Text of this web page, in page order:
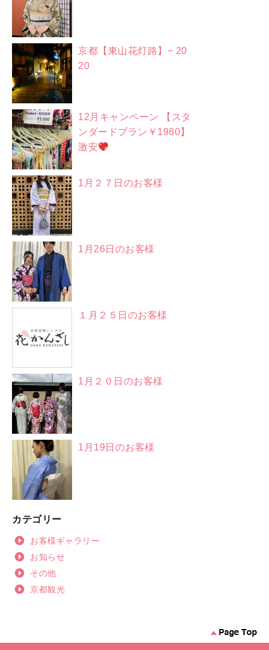
京都【東山花灯路】− 20
20
12月キャンペーン 【スタ
ンダードプラン￥1980】
激安
1月２７日のお客様
1月26日のお客様
１月２５日のお客様
1月２０日のお客様
1月19日のお客様
カテゴリー
お客様ギャラリー
お知らせ
その他
京都観光